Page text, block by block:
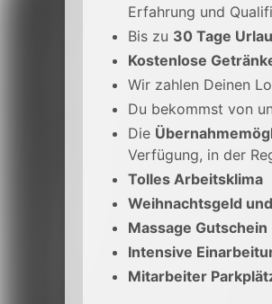
Erfahrung und
Bis zu 30 Tage
Kostenlose
Wir zahlen Deinen
Du bekommst von
Die
Verfügung, in der
Tolles Arbeitsklima
Weihnachtsgeld
Massage Gutschein
Intensive
Mitarbeiter